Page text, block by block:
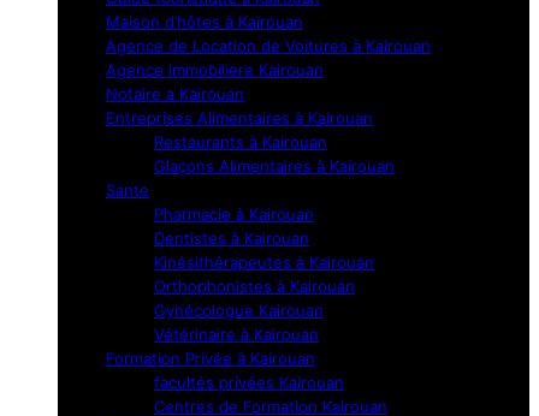
Maison d’hôtes à Kairouan
Agence de Location de Voitures à Kairouan
Agence Immobiliere Kairouan
Notaire a Kairouan
Entreprises Alimentaires à Kairouan
Restaurants à Kairouan
Glaçons Alimentaires à Kairouan
Sante
Pharmacie à Kairouan
Dentistes à Kairouan
Kinésithérapeutes à Kairouan
Orthophonistes à Kairouan
Gynécologue Kairouan
Vétérinaire à Kairouan
Formation Privée à Kairouan
facultés privées Kairouan
Centres de Formation Kairouan